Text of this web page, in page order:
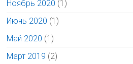
Ноябрь 2020 (1)
Июнь 2020 (1)
Май 2020 (1)
Март 2019 (2)